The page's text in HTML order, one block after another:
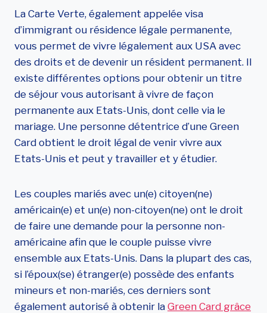
t
i
t
é
d
e
I
n
s
t
u
c
t
i
o
n
s
G
La Carte Verte, également appelée visa
d’immigrant ou résidence légale permanente,
vous permet de vivre légalement aux USA avec
des droits et de devenir un résident permanent. Il
existe différentes options pour obtenir un titre
de séjour vous autorisant à vivre de façon
permanente aux Etats-Unis, dont celle via le
mariage. Une personne détentrice d’une Green
Card obtient le droit légal de venir vivre aux
Etats-Unis et peut y travailler et y étudier.
Les couples mariés avec un(e) citoyen(ne)
américain(e) et un(e) non-citoyen(ne) ont le droit
de faire une demande pour la personne non-
américaine afin que le couple puisse vivre
ensemble aux Etats-Unis. Dans la plupart des cas,
si l’époux(se) étranger(e) possède des enfants
mineurs et non-mariés, ces derniers sont
également autorisé à obtenir la Green Card grâce